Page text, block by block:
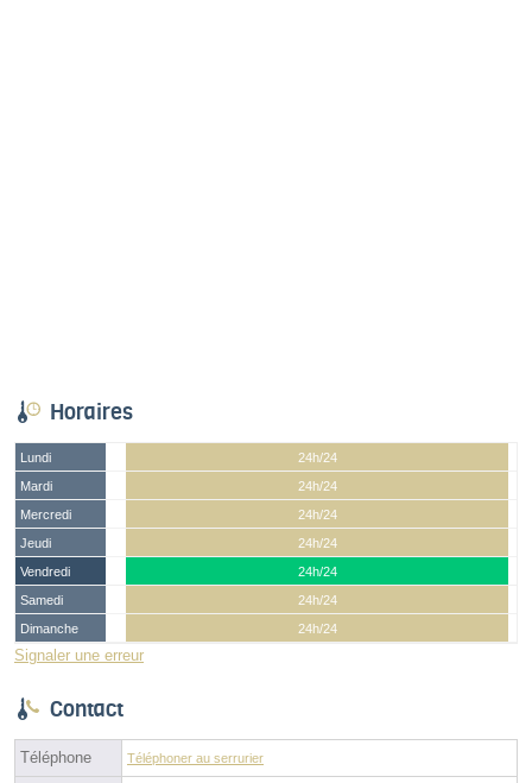
Horaires
Lundi
24h/24
Mardi
24h/24
Mercredi
24h/24
Jeudi
24h/24
Vendredi
24h/24
Samedi
24h/24
Dimanche
24h/24
Signaler une erreur
Contact
Téléphone Téléphoner au serrurier